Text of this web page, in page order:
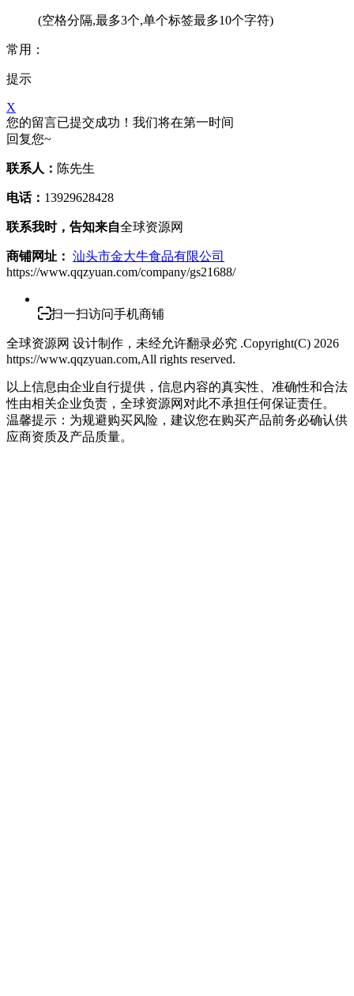
(空格分隔,最多3个,单个标签最多10个字符)
常用：
提示
X
您的留言已提交成功！我们将在第一时间
回复您~
联系人： 陈先生
电话： 13929628428
联系我时，告知来自全球资源网
商铺网址： 汕头市金大牛食品有限公司
https://www.qqzyuan.com/company/gs21688/
扫一扫访问手机商铺
全球资源网 设计制作，未经允许翻录必究 .Copyright(C) 2026
https://www.qqzyuan.com,All rights reserved.
以上信息由企业自行提供，信息内容的真实性、准确性和合法
性由相关企业负责，全球资源网对此不承担任何保证责任。
温馨提示：为规避购买风险，建议您在购买产品前务必确认供
应商资质及产品质量。